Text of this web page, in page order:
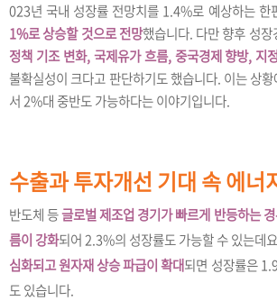
023년 국내 성장률 전망치를 1.4%로 예상하는 한
1%로 상승할 것으로 전망했습니다. 다만 향후 성
정책 기조 변화, 국제유가 흐름, 중국경제 향방, 지
불확실성이 크다고 판단하기도 했습니다. 이는 상
서 2%대 중반도 가능하다는 이야기입니다.
수출과 투자개선 기대 속 에너
반도체 등글로벌 제조업 경기가 빠르게 반등하는
름이 강화되어 2.3%의 성장률도 가능할 수 있는데
심화되고 원자재 상승 파급이 확대되면 성장률은
도 있습니다.